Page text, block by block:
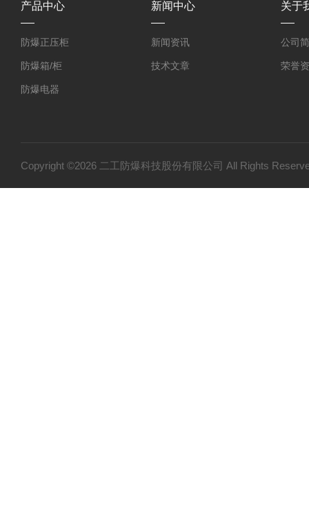
产品中心
防爆正压柜
防爆箱/柜
防爆电器
防爆小产品
新闻中心
新闻资讯
技术文章
关于
公司
荣誉
Copyright ©2026 二工防爆科技股份有限公司 All Rights